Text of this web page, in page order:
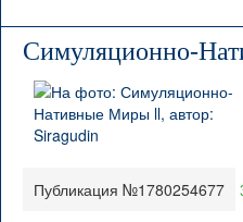
Симуляционно-
Публикация №1780254677